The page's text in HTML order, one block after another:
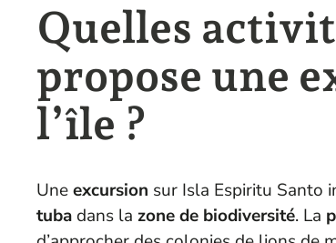
Quelles
propose une
l’île ?
Uneexcursion sur Isla Espiritu Santo
tuba dans la zone de biodiversité. La